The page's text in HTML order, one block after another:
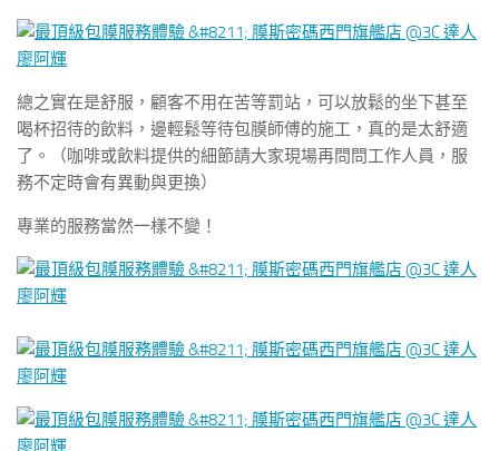
總之實在是舒服，顧客不用在苦等罰站，可以放鬆的坐下甚至
喝杯招待的飲料，邊輕鬆等待包膜師傅的施工，真的是太舒適
了。（咖啡或飲料提供的細節請大家現場再問問工作人員，服
務不定時會有異動與更換）
專業的服務當然一樣不變！